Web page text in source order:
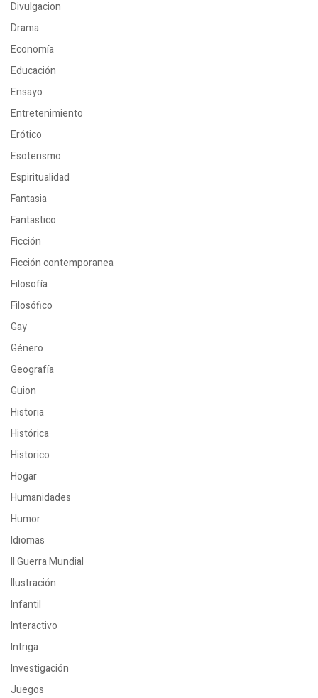
Divulgacion
Drama
Economía
Educación
Ensayo
Entretenimiento
Erótico
Esoterismo
Espiritualidad
Fantasia
Fantastico
Ficción
Ficción contemporanea
Filosofía
Filosófico
Gay
Género
Geografía
Guion
Historia
Histórica
Historico
Hogar
Humanidades
Humor
Idiomas
II Guerra Mundial
Ilustración
Infantil
Interactivo
Intriga
Investigación
Juegos